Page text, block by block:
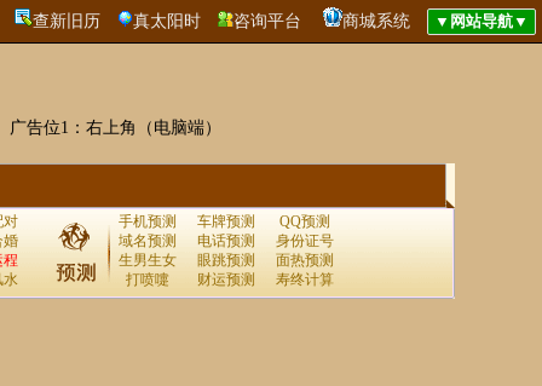
查新旧历 真太阳时 咨询平台 商城系统
广告位1：右上角（电脑端）
对
婚
程
水
手机预测 车牌预测
QQ预测
域名预测
电话预测
身份证号
生男生女
眼跳预测
面热预测
打喷嚏
财运预测 寿终计算